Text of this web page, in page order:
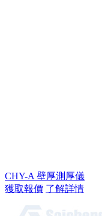
CHY-A 壁厚測厚儀
獲取報價 了解詳情